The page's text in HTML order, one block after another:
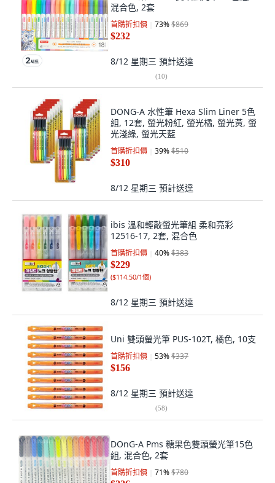
混合色, 2套
首購折扣價 73%$869
$232
8/12 星期三 預計送達
(10)
DONG-A 水性筆 Hexa Slim Liner 5色
組, 12套, 螢光粉紅, 螢光橘, 螢光黃, 螢
光淺綠, 螢光天藍
首購折扣價 39%$510
$310
8/12 星期三 預計送達
ibis 溫和輕敲螢光筆組 柔和亮彩
12516-17, 2套, 混合色
首購折扣價 40%$383
$229
($114.50/1個)
8/12 星期三 預計送達
Uni 雙頭螢光筆 PUS-102T, 橘色, 10支
首購折扣價 53%$337
$156
8/12 星期三 預計送達
(58)
DOnG-A Pms 糖果色雙頭螢光筆15色
組, 混合色, 2套
首購折扣價 71%$780